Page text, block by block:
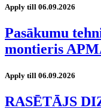
Apply till 06.09.2026
Pasākumu
montieris
Apply till 06.09.2026
RASĒTĀJS